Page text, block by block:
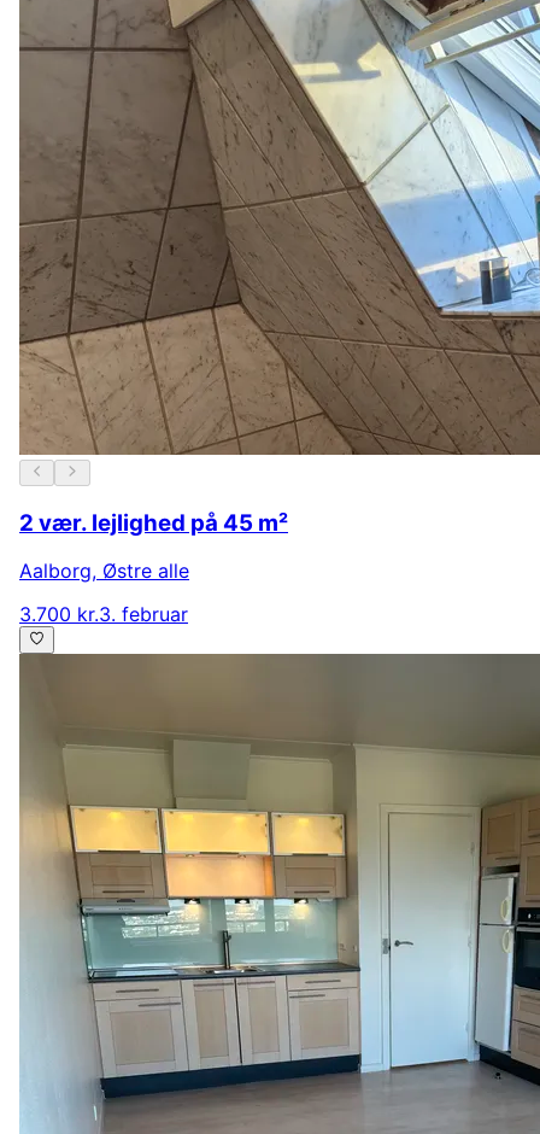
2 vær. lejlighed på 45 m²
Aalborg, Østre alle
3.700 kr.3. februar